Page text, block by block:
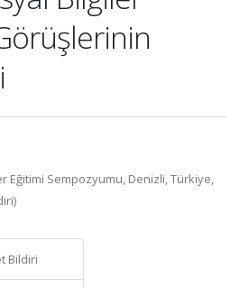
Eğitimi Sempozyumu, Denizli, Türkiye,
Bildiri